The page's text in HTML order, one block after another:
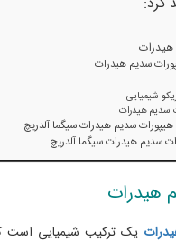
سدیم هیدرات
شیمیایی
سدیم هیدرات
سدیم هیدرات سیگما آلدریچ
سدیم هیدرات سیگما آلدریچ
هیدرات
یک ترکیب شیمیایی است